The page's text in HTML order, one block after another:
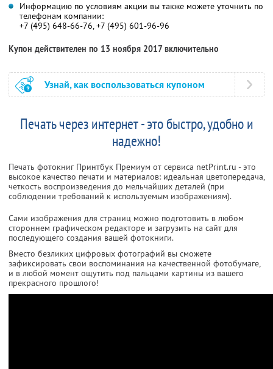
Информацию по условиям акции вы также можете уточнить по
телефонам компании:
+7 (495) 648-66-76, +7 (495) 601-96-96
Купон действителен по 13 ноября 2017 включительно
Узнай, как воспользоваться купоном
Печать через интернет - это быстро, удобно и
надежно!
Печать фотокниг Принтбук Премиум от сервиса netPrint.ru - это
высокое качество печати и материалов: идеальная цветопередача,
четкость воспроизведения до мельчайших деталей (при
соблюдении требований к используемым изображениям).
Сами изображения для страниц можно подготовить в любом
стороннем графическом редакторе и загрузить на сайт для
последующего создания вашей фотокниги.
Вместо безликих цифровых фотографий вы сможете
зафиксировать свои воспоминания на качественной фотобумаге,
и в любой момент ощутить под пальцами картины из вашего
прекрасного прошлого!